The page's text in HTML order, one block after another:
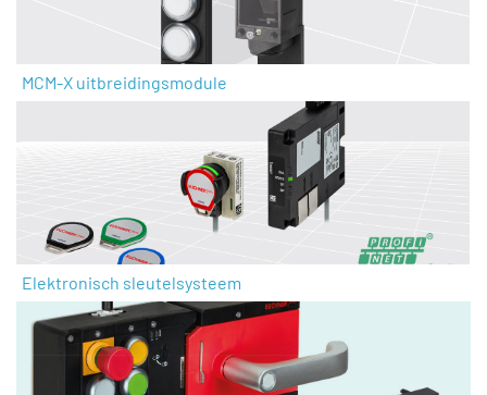
MCM-X uitbreidingsmodule
Elektronisch sleutelsysteem